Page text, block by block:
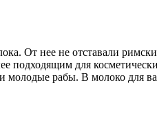
От нее не отставали
подходящим для
рабы. В молоко для